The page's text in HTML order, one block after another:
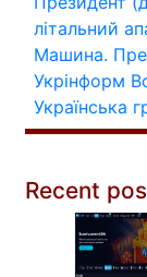
літальний
Машина.
Укрінформ
Українська
Recent